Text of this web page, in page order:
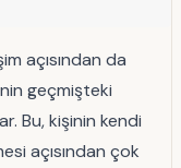
açısından da
geçmişteki
Bu, kişinin kendi
açısından çok